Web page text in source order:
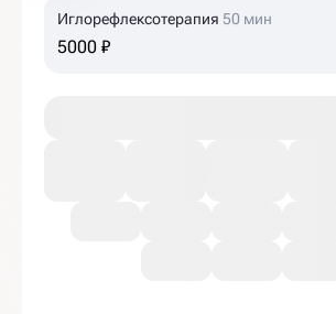
Иглорефлексотерапия 50 мин
5000 ₽